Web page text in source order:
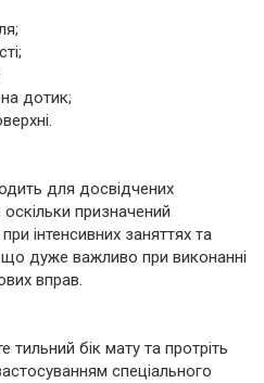
дотик;
для досвідчених
оскільки призначений
інтенсивних заняттях та
дуже важливо при виконанні
вправ.
тильний бік мату та протріть
спеціального